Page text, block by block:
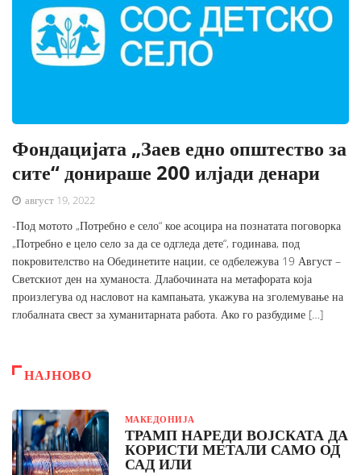
Фондацијата „Заев едно општество за
сите“ донираше 200 илјади денари
август 19, 2022
-Под мотото „Потребно е село“ кое асоцира на познатата поговорка
„Потребно е цело село за да се одгледа дете“, годинава, под
покровителство на Обединетите нации, се одбележува 19 Август –
Светскиот ден на хуманоста. Длабочината на метафората која
произлегува од насловот на кампањата, укажува на зголемување на
глобалната свест за хуманитарната работа. Ако го разбудиме […]
НАЈНОВО
МАКЕДОНИЈА
ТРАМП НАРЕДИ ВОЈСКАТА ДА
КОРИСТИ МЕТАЛИ САМО ОД
САД ИЛИ